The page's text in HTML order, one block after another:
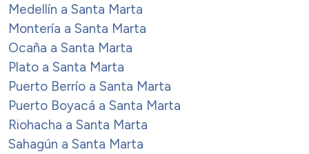
Medellín a Santa Marta
Montería a Santa Marta
Ocaña a Santa Marta
Plato a Santa Marta
Puerto Berrío a Santa Marta
Puerto Boyacá a Santa Marta
Riohacha a Santa Marta
Sahagún a Santa Marta